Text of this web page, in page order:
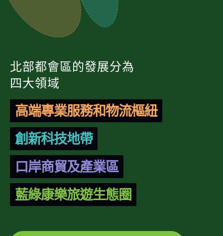
北部都會區的發展分為
四大領域
高端專業服務和物流樞紐
創新科技地帶
口岸商貿及產業區
藍綠康樂旅遊生態圈